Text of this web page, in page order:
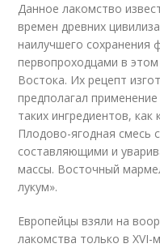
Данное лакомство
времен древних
наилучшего сохранения
первопроходцами в
Востока. Их рецепт
предполагал
таких ингредиентов,
Плодово-ягодная смесь
составляющими и
массы. Восточный
лукум».
Европейцы взяли на
лакомства только в